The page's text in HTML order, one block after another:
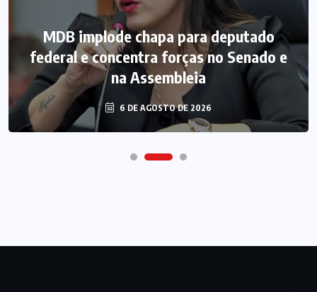
MDB implode chapa para deputado
federal e concentra forças no Senado e
na Assembleia
6 DE AGOSTO DE 2026